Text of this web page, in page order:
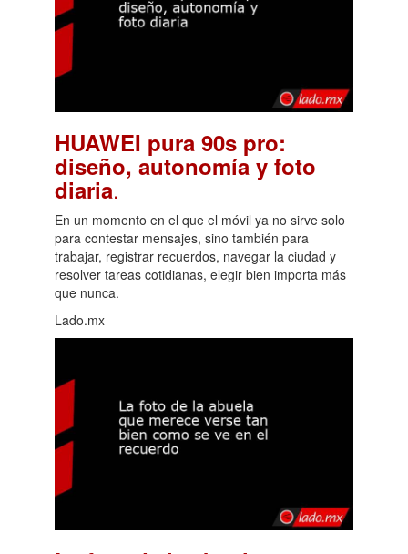
HUAWEI pura 90s pro:
diseño, autonomía y foto
diaria.
En un momento en el que el móvil ya no sirve solo
para contestar mensajes, sino también para
trabajar, registrar recuerdos, navegar la ciudad y
resolver tareas cotidianas, elegir bien importa más
que nunca.
Lado.mx